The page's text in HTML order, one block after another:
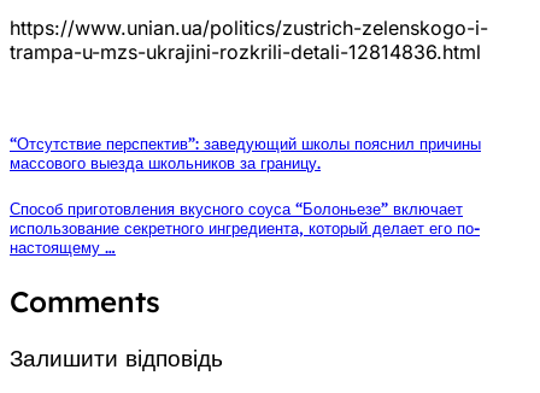
https://www.unian.ua/politics/zustrich-zelenskogo-i-
trampa-u-mzs-ukrajini-rozkrili-detali-12814836.html
“Отсутствие перспектив”: заведующий школы пояснил причины
массового выезда школьников за границу.
Способ приготовления вкусного соуса “Болоньезе” включает
использование секретного ингредиента, который делает его по-
настоящему …
Comments
Залишити відповідь